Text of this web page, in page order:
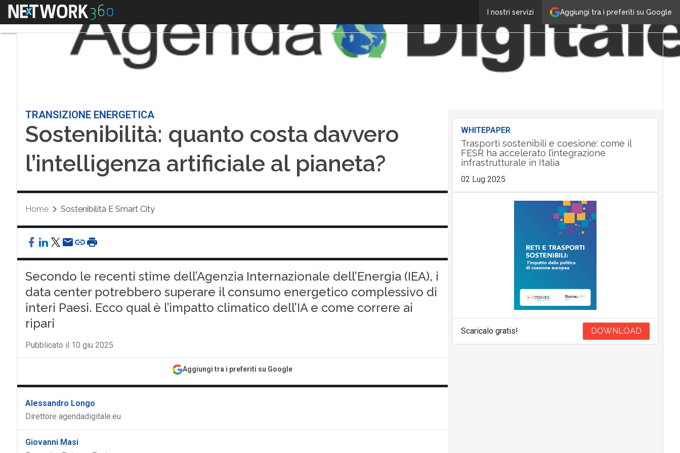
Aggiungi tra i preferiti su Google
I nostri servizi
Menu
TRANSIZIONE ENERGETICA
Sostenibilità: quanto costa davvero
l’intelligenza artificiale al pianeta?
Home Sostenibilità E Smart City
Secondo le recenti stime dell’Agenzia Internazionale dell’Energia (IEA), i
data center potrebbero superare il consumo energetico complessivo di
interi Paesi. Ecco qual è l’impatto climatico dell’IA e come correre ai
ripari
Pubblicato il 10 giu 2025
Aggiungi tra i preferiti su Google
Alessandro Longo
Direttore agendadigitale.eu
Giovanni Masi
WHITEPAPER
Trasporti sostenibili e coesione: come il
FESR ha accelerato l’integrazione
infrastrutturale in Italia
02 Lug 2025
Scaricalo gratis! DOWNLOAD